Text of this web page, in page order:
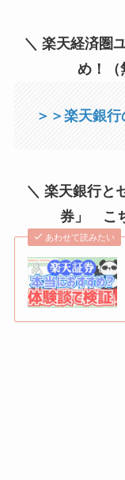
＼ 楽天経済圏
め！（
＞＞楽天銀
＼ 楽天銀行と
券」 こ
あわせて読みたい